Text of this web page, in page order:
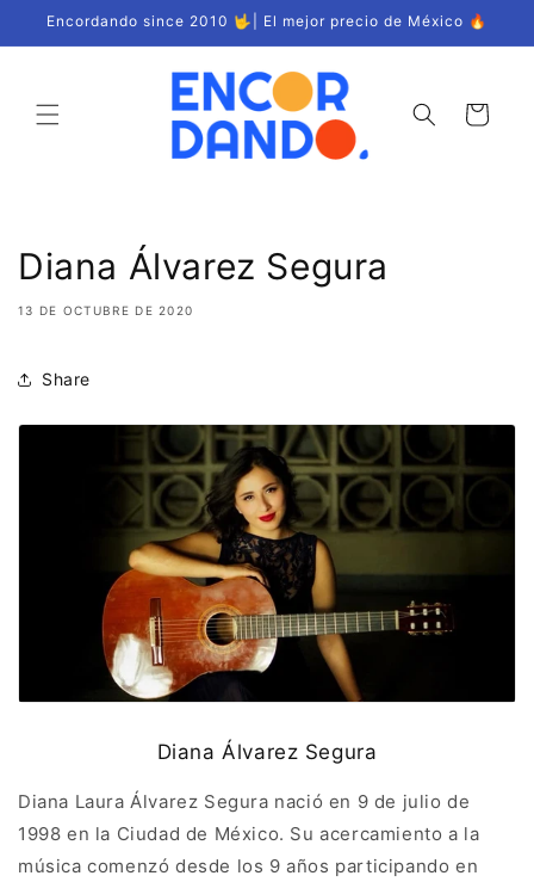
directamente
al contenido
Encordando since 2010 🤟| El mejor precio de México 🔥
Carrito
Diana Álvarez Segura
13 DE OCTUBRE DE 2020
Share
Diana Álvarez Segura
Diana Laura Álvarez Segura nació en 9 de julio de
1998 en la Ciudad de México. Su acercamiento a la
música comenzó desde los 9 años participando en